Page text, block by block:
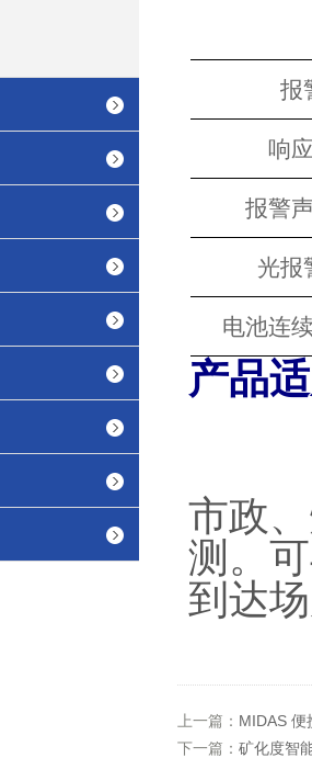
报
响
报警
光报
电池连
产品
市政
测。
到达
上一篇： MIDAS 便
下一篇： 矿化度智